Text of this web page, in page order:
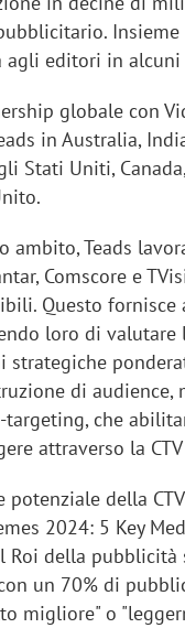
agli editori in
globale con
in Australia,
Stati Uniti,
ambito, Teads
Comscore e
Questo fornisce
loro di
strategiche
di
targeting, che
attraverso la
potenziale della
2024: 5 Key
Roi della
un 70% di
migliore" o